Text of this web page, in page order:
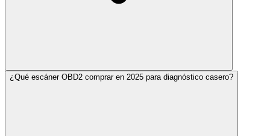
¿Qué escáner OBD2 comprar en 2025 para diagnóstico casero?